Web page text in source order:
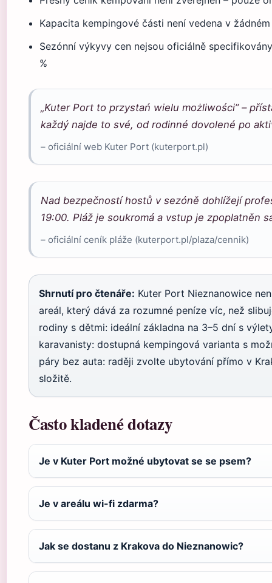
Kapacita kempingové části není vedena v
Sezónní výkyvy cen nejsou oficiálně
%
„Kuter Port to przystań wielu możliwości” –
každý najde to své, od rodinné dovolené po
– oficiální web Kuter Port (kuterport.pl)
Nad bezpečností hostů v sezóně dohlížejí
19:00. Pláž je soukromá a vstup je zpoplatněn
– oficiální ceník pláže (kuterport.pl/plaza/cennik)
Shrnutí pro čtenáře: Kuter Port Nieznanowice
areál, který dává za rozumné peníze víc, než
rodiny s dětmi: ideální základna na 3–5 dní s
karavanisty: dostupná kempingová varianta s
páry bez auta: raději zvolte ubytování přímo v
složitě.
Často kladené dotazy
Je v Kuter Port možné ubytovat se se psem?
Je v areálu wi-fi zdarma?
Jak se dostanu z Krakova do Nieznanowic?